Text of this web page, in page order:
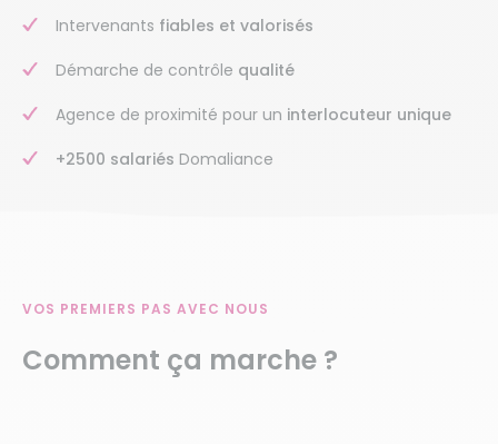
Intervenants fiables et valorisés
Démarche de contrôle qualité
Agence de proximité pour un interlocuteur unique
+2500 salariés Domaliance
VOS PREMIERS PAS AVEC NOUS
Comment ça marche ?